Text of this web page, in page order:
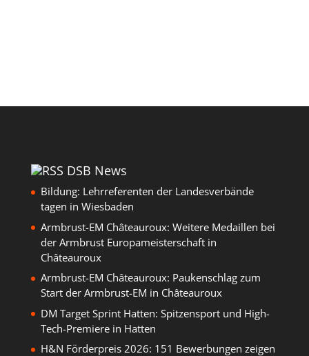
DSB News
Bildung: Lehrreferenten der Landesverbände
tagen in Wiesbaden
Armbrust-EM Châteauroux: Weitere Medaillen bei
der Armbrust Europameisterschaft in
Châteauroux
Armbrust-EM Châteauroux: Paukenschlag zum
Start der Armbrust-EM in Châteauroux
DM Target Sprint Hatten: Spitzensport und High-
Tech-Premiere in Hatten
H&N Förderpreis 2026: 151 Bewerbungen zeigen